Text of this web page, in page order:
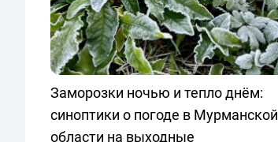
Заморозки ночью и тепло днём:
синоптики о погоде в Мурманской
области на выходные